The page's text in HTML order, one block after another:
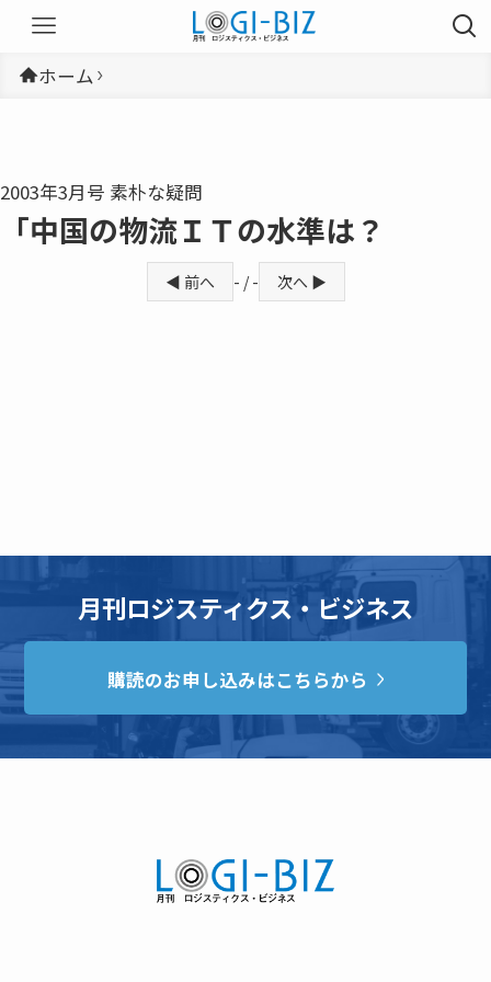
ホーム
2003年3月号 素朴な疑問
「中国の物流ＩＴの水準は？
◀ 前へ - / - 次へ ▶
月刊ロジスティクス・ビジネス
購読のお申し込みはこちらから